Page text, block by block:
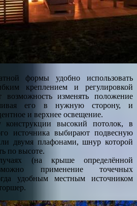
формы удобно использовать
креплением и регулировкой
возможность изменять положение
его в нужную сторону, и
и верхнее освещение.
высокий потолок, в
источника выбирают подвесную
двумя плафонами, шнур которой
по высоте.
(на крыше определённой
применение точечных
удобным местным источником